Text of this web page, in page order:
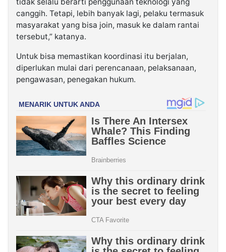
tidak selalu berarti penggunaan teknologi yang
canggih. Tetapi, lebih banyak lagi, pelaku termasuk
masyarakat yang bisa join, masuk ke dalam rantai
tersebut,” katanya.
Untuk bisa memastikan koordinasi itu berjalan,
diperlukan mulai dari perencanaan, pelaksanaan,
pengawasan, penegakan hukum.